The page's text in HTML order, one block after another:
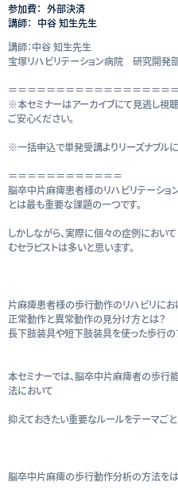
参加費： 外部決済
講師： 中谷 知生先生
講師：中谷 知生先生
宝塚リハビリテーション病院 研究開発
＝＝＝＝＝＝＝＝＝＝＝＝＝＝＝＝＝
※本セミナーはアーカイブにて見逃し視
ご安心ください。
※一括申込で単発受講よりリーズナブル
＝＝＝＝＝＝＝＝＝＝＝＝
脳卒中片麻痺患者様のリハビリテーショ
とは最も重要な課題の一つです。
しかしながら、実際に個々の症例におい
むセラピストは多いと思います。
片麻痺患者様の歩行動作のリハビリに
正常動作と異常動作の見分け方とは？
長下肢装具や短下肢装具を使った歩行
本セミナーでは、脳卒中片麻痺者の歩行
法において
抑えておきたい重要なルールをテーマごと
脳卒中片麻痺の歩行動作分析の方法をは